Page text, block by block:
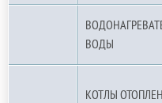
ВОДЫ
КОТЛЫ